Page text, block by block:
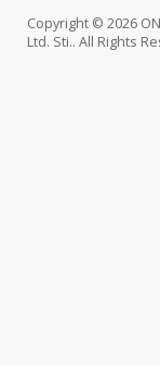
Copyright © 2026
Ltd. Sti.. All Rights